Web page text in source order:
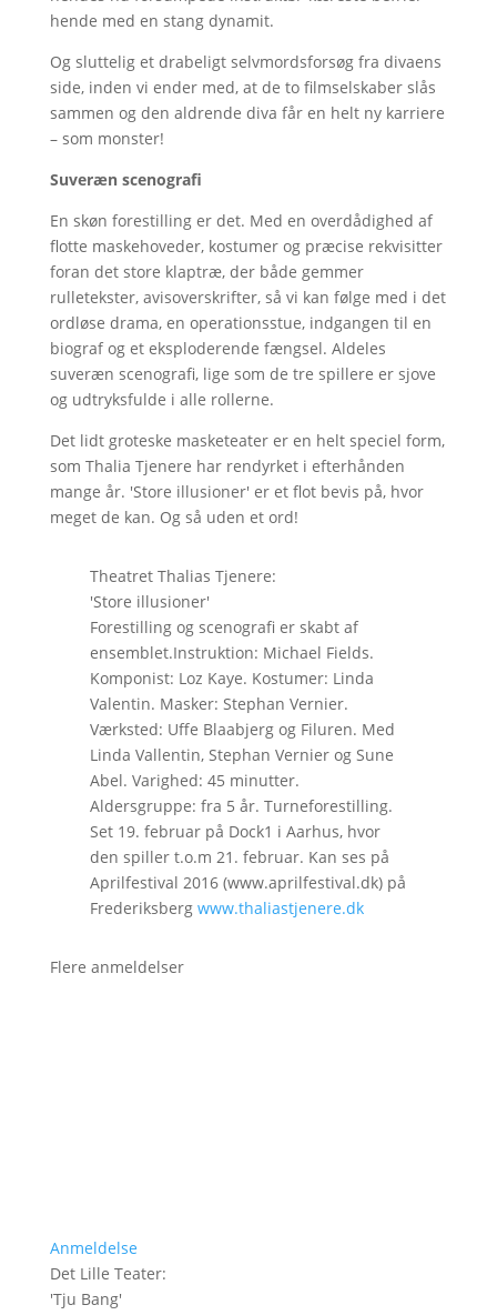
hende med en stang dynamit.
Og sluttelig et drabeligt selvmordsforsøg fra divaens
side, inden vi ender med, at de to filmselskaber slås
sammen og den aldrende diva får en helt ny karriere
– som monster!
Suveræn scenografi
En skøn forestilling er det. Med en overdådighed af
flotte maskehoveder, kostumer og præcise rekvisitter
foran det store klaptræ, der både gemmer
rulletekster, avisoverskrifter, så vi kan følge med i det
ordløse drama, en operationsstue, indgangen til en
biograf og et eksploderende fængsel. Aldeles
suveræn scenografi, lige som de tre spillere er sjove
og udtryksfulde i alle rollerne.
Det lidt groteske masketeater er en helt speciel form,
som Thalia Tjenere har rendyrket i efterhånden
mange år. 'Store illusioner' er et flot bevis på, hvor
meget de kan. Og så uden et ord!
Theatret Thalias Tjenere:
'Store illusioner'
Forestilling og scenografi er skabt af
ensemblet.Instruktion: Michael Fields.
Komponist: Loz Kaye. Kostumer: Linda
Valentin. Masker: Stephan Vernier.
Værksted: Uffe Blaabjerg og Filuren. Med
Linda Vallentin, Stephan Vernier og Sune
Abel. Varighed: 45 minutter.
Aldersgruppe: fra 5 år. Turneforestilling.
Set 19. februar på Dock1 i Aarhus, hvor
den spiller t.o.m 21. februar. Kan ses på
Aprilfestival 2016 (www.aprilfestival.dk) på
Frederiksberg www.thaliastjenere.dk
Flere anmeldelser
Anmeldelse
Det Lille Teater:
'Tju Bang'